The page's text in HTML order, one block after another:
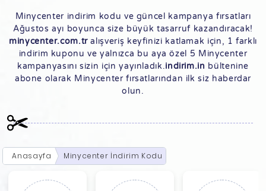
Minycenter indirim kodu ve güncel kampanya fırsatları
Ağustos ayı boyunca size büyük tasarruf kazandıracak!
minycenter.com.tralışveriş keyfinizi katlamak için, 1 farklı
indirim kuponu ve yalnızca bu aya özel 5 Minycenter
kampanyasını sizin için yayınladık.indirim.in bültenine
abone olarak Minycenter fırsatlarından ilk siz haberdar
olun.
Anasayfa Minycenter İndirim Kodu